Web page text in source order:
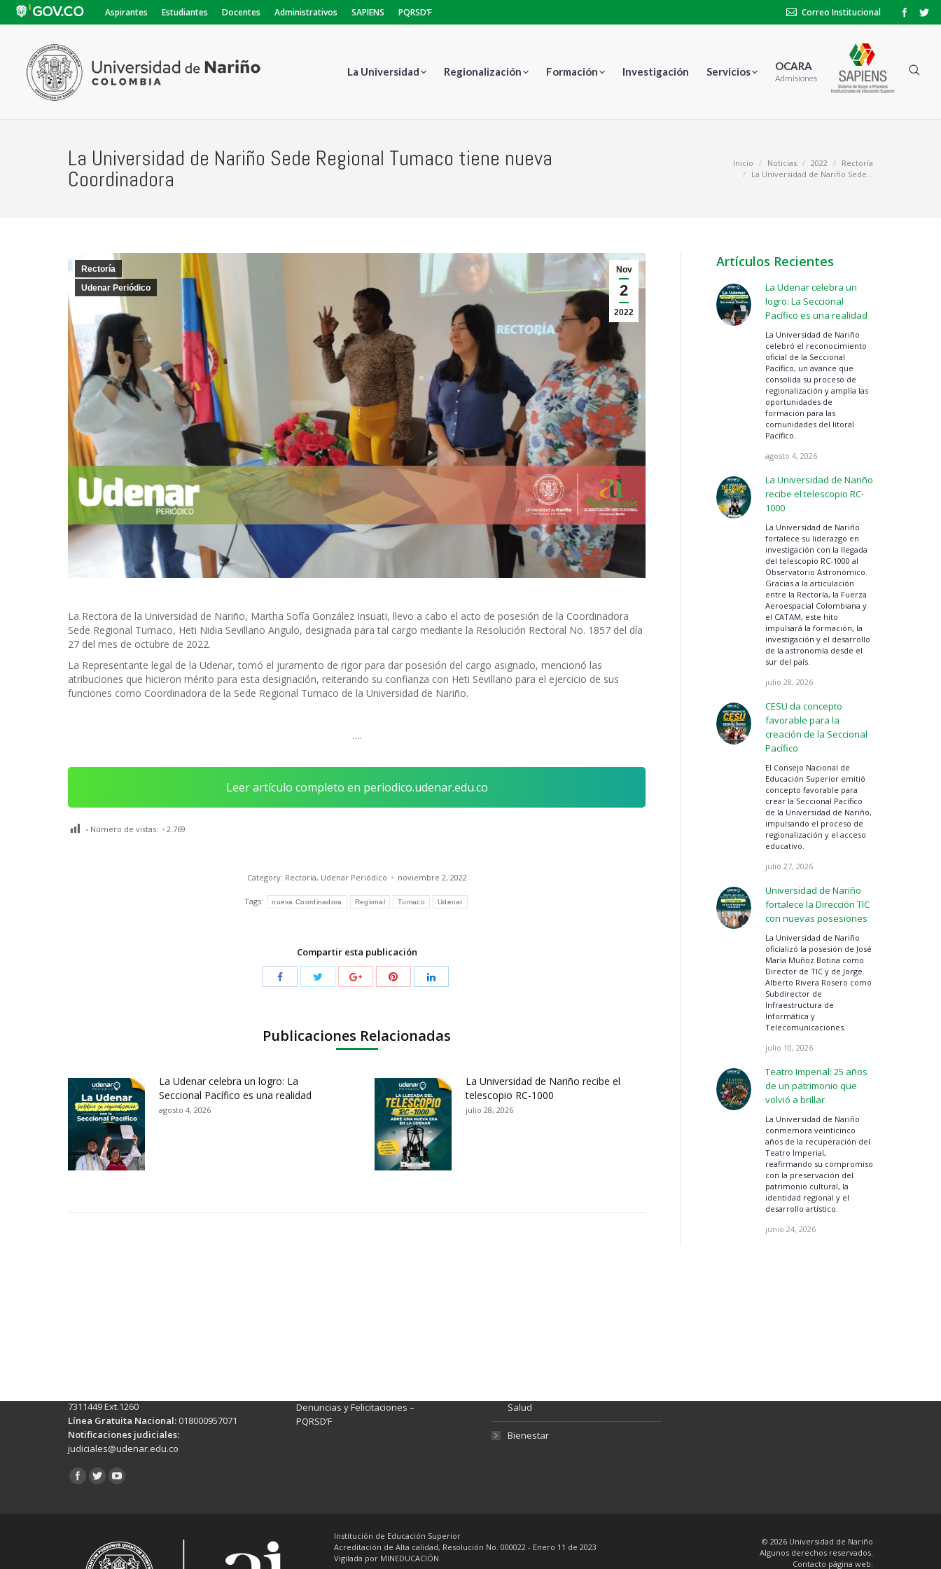
Aspirantes Estudiantes Docentes Administrativos SAPIENS PQRSD’F Correo Institucional
La Universidad Regionalización Formación Investigación Servicios OCARA
Admisiones
La Universidad de Nariño Sede Regional Tumaco tiene nueva
Coordinadora
Inicio Noticias 2022
Rectoría
La Universidad de Nariño Sede…
Nov
2
2022
Rectoría
Udenar Periódico
La Rectora de la Universidad de Nariño, Martha Sofía González Insuati, llevo a cabo el acto de posesión de la Coordinadora
Sede Regional Tumaco, Heti Nidia Sevillano Angulo, designada para tal cargo mediante la Resolución Rectoral No. 1857 del día
27 del mes de octubre de 2022.
La Representante legal de la Udenar, tomó el juramento de rigor para dar posesión del cargo asignado, mencionó las
atribuciones que hicieron mérito para esta designación, reiterando su confianza con Heti Sevillano para el ejercicio de sus
funciones como Coordinadora de la Sede Regional Tumaco de la Universidad de Nariño.
….
Leer artículo completo en periodico.udenar.edu.co
Número de vistas: 2.769
Category: Rectoría, Udenar Periódico noviembre 2, 2022
Tags: nueva Coordinadora Regional Tumaco Udenar
Compartir esta publicación
Publicaciones Relacionadas
La Udenar celebra un logro: La
Seccional Pacífico es una realidad
agosto 4, 2026
La Universidad de Nariño recibe el
telescopio RC-1000
julio 28, 2026
Artículos Recientes
La Udenar celebra un
logro: La Seccional
Pacífico es una realidad
La Universidad de Nariño
celebró el reconocimiento
oficial de la Seccional
Pacífico, un avance que
consolida su proceso de
regionalización y amplía las
oportunidades de
formación para las
comunidades del litoral
Pacífico.
agosto 4, 2026
La Universidad de Nariño
recibe el telescopio RC-
1000
La Universidad de Nariño
fortalece su liderazgo en
investigación con la llegada
del telescopio RC-1000 al
Observatorio Astronómico.
Gracias a la articulación
entre la Rectoría, la Fuerza
Aeroespacial Colombiana y
el CATAM, este hito
impulsará la formación, la
investigación y el desarrollo
de la astronomía desde el
sur del país.
julio 28, 2026
CESU da concepto
favorable para la
creación de la Seccional
Pacífico
El Consejo Nacional de
Educación Superior emitió
concepto favorable para
crear la Seccional Pacífico
de la Universidad de Nariño,
impulsando el proceso de
regionalización y el acceso
educativo.
julio 27, 2026
Universidad de Nariño
fortalece la Dirección TIC
con nuevas posesiones
La Universidad de Nariño
oficializó la posesión de José
María Muñoz Botina como
Director de TIC y de Jorge
Alberto Rivera Rosero como
Subdirector de
Infraestructura de
Informática y
Telecomunicaciones.
julio 10, 2026
Teatro Imperial: 25 años
de un patrimonio que
volvió a brillar
La Universidad de Nariño
conmemora veinticinco
años de la recuperación del
Teatro Imperial,
reafirmando su compromiso
con la preservación del
patrimonio cultural, la
identidad regional y el
desarrollo artístico.
junio 24, 2026
7311449 Ext.1260
Línea Gratuita Nacional: 018000957071
Notificaciones judiciales:
judiciales@udenar.edu.co
Encuéntranos en:
Denuncias y Felicitaciones –
PQRSD’F
Salud
Bienestar
Institución de Educación Superior
Acreditación de Alta calidad, Resolución No. 000022 - Enero 11 de 2023
Vigilada por MINEDUCACIÓN
© 2026 Universidad de Nariño
Algunos derechos reservados.
Contacto página web: